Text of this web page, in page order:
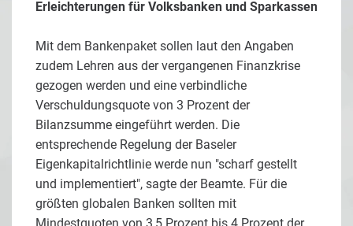
Erleichterungen für Volksbanken und Sparkassen
Mit dem Bankenpaket sollen laut den Angaben
zudem Lehren aus der vergangenen Finanzkrise
gezogen werden und eine verbindliche
Verschuldungsquote von 3 Prozent der
Bilanzsumme eingeführt werden. Die
entsprechende Regelung der Baseler
Eigenkapitalrichtlinie werde nun "scharf gestellt
und implementiert", sagte der Beamte. Für die
größten globalen Banken sollten mit
Mindestquoten von 3,5 Prozent bis 4 Prozent der